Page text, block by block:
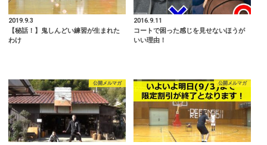
2019.9.3
【秘話！】鬼しんどい練習が生まれた
わけ
2016.9.11
コートで困った感じを見せないほうが
いい理由！
公開メルマガ 公開メルマガ